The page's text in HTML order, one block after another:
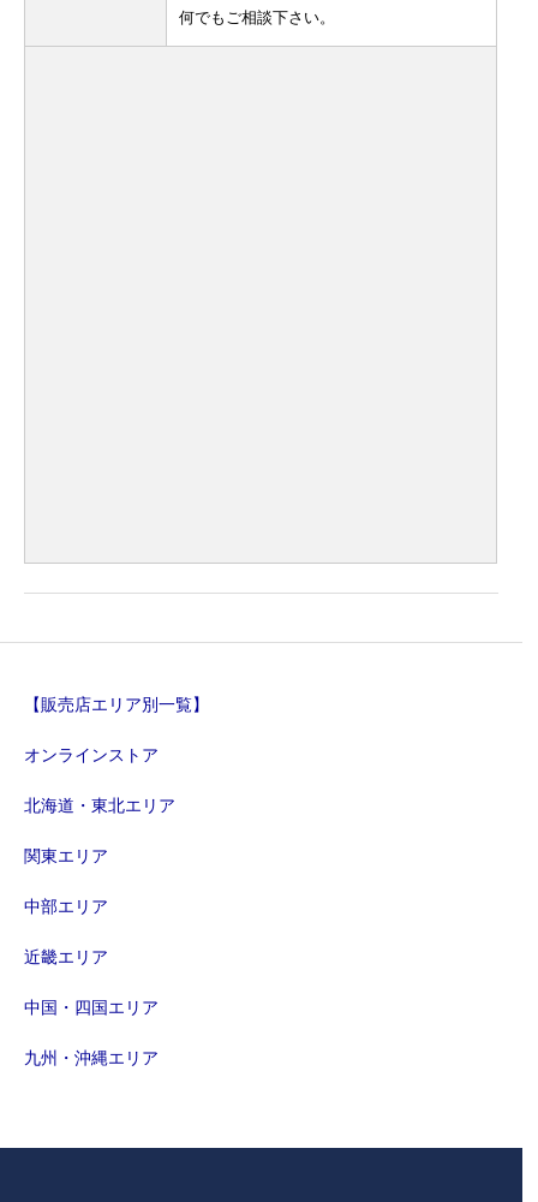
何でもご相談下さい。
【販売店エリア別一覧】
オンラインストア
北海道・東北エリア
関東エリア
中部エリア
近畿エリア
中国・四国エリア
九州・沖縄エリア